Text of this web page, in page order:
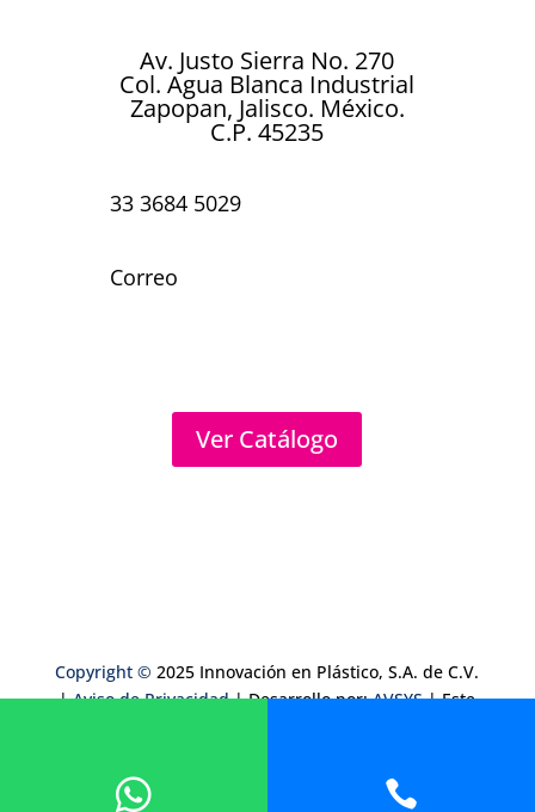
Av. Justo Sierra No. 270
Col. Agua Blanca Industrial
Zapopan, Jalisco. México.
C.P. 45235
33 3684 5029
Correo
Ver Catálogo
Copyright © 2025 Innovación en Plástico, S.A. de C.V.
|Aviso de Privacidad| Desarrollo por:AVSYS| Este